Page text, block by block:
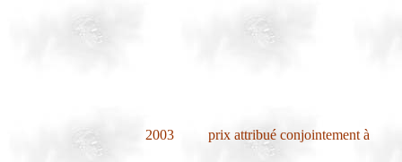
2003 prix attribué conjointement à